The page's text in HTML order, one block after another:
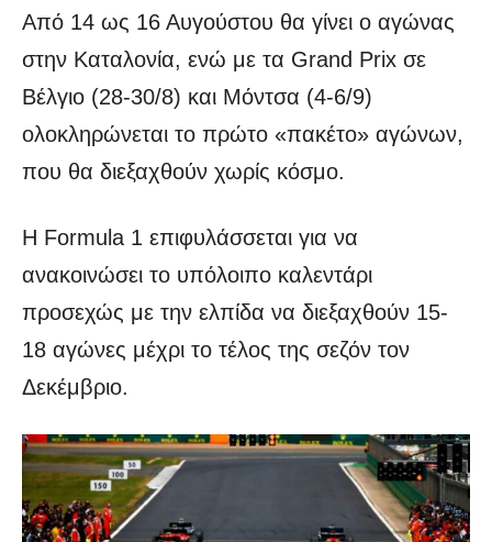
Από 14 ως 16 Αυγούστου θα γίνει ο αγώνας
στην Καταλονία, ενώ με τα Grand Prix σε
Βέλγιο (28-30/8) και Μόντσα (4-6/9)
ολοκληρώνεται το πρώτο «πακέτο» αγώνων,
που θα διεξαχθούν χωρίς κόσμο.
Η Formula 1 επιφυλάσσεται για να
ανακοινώσει το υπόλοιπο καλεντάρι
προσεχώς με την ελπίδα να διεξαχθούν 15-
18 αγώνες μέχρι το τέλος της σεζόν τον
Δεκέμβριο.